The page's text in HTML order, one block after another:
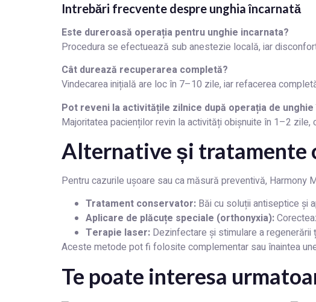
Intrebări frecvente despre unghia încarnată
Este dureroasă operația pentru unghie incarnata?
Procedura se efectuează sub anestezie locală, iar
Cât durează recuperarea completă?
Vindecarea inițială are loc în 7–10 zile, iar refacerea
Pot reveni la activitățile zilnice după operația de
Majoritatea pacienților revin la activități obișnuite în 1–2
Alternative și tratamente
Pentru cazurile ușoare sau ca măsură preventivă, Harmony
Tratament conservator: Băi cu soluții antiseptice și
Aplicare de plăcuțe speciale (orthonyxia):
Terapie laser: Dezinfectare și stimulare a regenerării
Aceste metode pot fi folosite complementar sau înaintea
Te poate interesa